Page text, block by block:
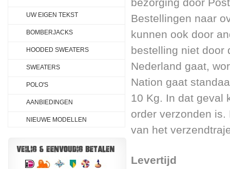
Bestellingen naar
kunnen ook door
bestelling niet door
Nederland gaat,
Nation gaat
10 Kg. In dat geval
order verzonden
van het
Levertijd
UW EIGEN TEKST
BOMBERJACKS
HOODED SWEATERS
SWEATERS
POLO'S
AANBIEDINGEN
NIEUWE MODELLEN